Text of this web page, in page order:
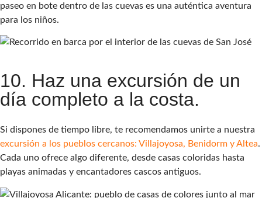
paseo en bote dentro de las cuevas es una auténtica aventura
para los niños.
10. Haz una excursión de un
día completo a la costa.
Si dispones de tiempo libre, te recomendamos unirte a nuestra
excursión a los pueblos cercanos: Villajoyosa, Benidorm y Altea.
Cada uno ofrece algo diferente, desde casas coloridas hasta
playas animadas y encantadores cascos antiguos.